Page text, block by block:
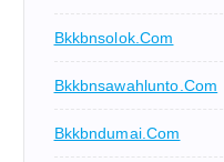
Bkkbnsolok.com
Bkkbnsawahlunto.com
Bkkbndumai.com